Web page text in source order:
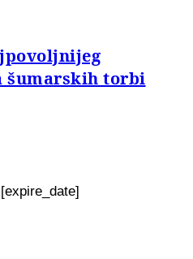
šumarskih torbi